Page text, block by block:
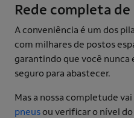
Rede completa
A conveniência é um dos
com milhares de postos
garantindo que você nunca
seguro para abastecer.
Mas a nossa completude
pneusou verificar o nível do